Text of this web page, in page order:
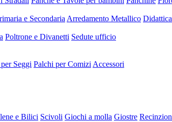
e Secondaria Arredamento Metallico
Poltrone e Divanetti Sedute ufficio
Seggi Palchi per Comizi Accessori
e Bilici Scivoli Giochi a molla Giostre